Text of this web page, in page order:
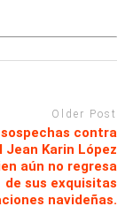
Older Post
contra
Jean Karin López
aún no regresa
de sus exquisitas
navideñas.